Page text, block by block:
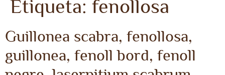
Etiqueta: fenollosa
Guillonea scabra, fenollosa,
guillonea, fenoll bord, fenoll